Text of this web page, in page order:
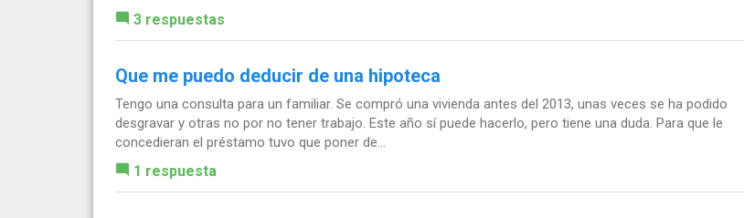
3 respuestas
Que me puedo deducir de una hipoteca
Tengo una consulta para un familiar. Se compró una vivienda antes del 2013, unas veces se ha podido
desgravar y otras no por no tener trabajo. Este año sí puede hacerlo, pero tiene una duda. Para que le
concedieran el préstamo tuvo que poner de...
1 respuesta